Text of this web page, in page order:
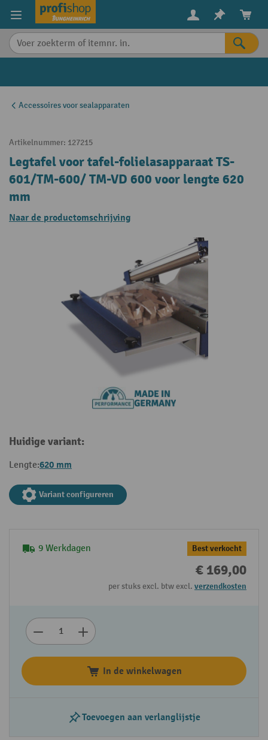
content
Accessoires voor sealapparaten
Artikelnummer: 127215
Legtafel voor tafel-folielasapparaat TS-
601/TM-600/ TM-VD 600 voor lengte 620
mm
Naar de productomschrijving
Huidige variant:
Lengte:620 mm
Variant configureren
9 Werkdagen Best verkocht
€ 169,00
per stuks excl. btw excl. verzendkosten
In de winkelwagen
Toevoegen aan verlanglijstje